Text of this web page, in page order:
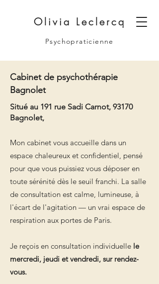
Olivia Leclercq
Psychopraticienne
Cabinet de psychothérapie
Bagnolet
Situé au 191 rue Sadi Carnot, 93170
Bagnolet,
Mon cabinet vous accueille dans un
espace chaleureux et confidentiel, pensé
pour que vous puissiez vous déposer en
toute sérénité dès le seuil franchi. La salle
de consultation est calme, lumineuse, à
l'écart de l'agitation — un vrai espace de
respiration aux portes de Paris.
Je reçois en consultation individuelle le
mercredi, jeudi et vendredi, sur rendez-
vous.